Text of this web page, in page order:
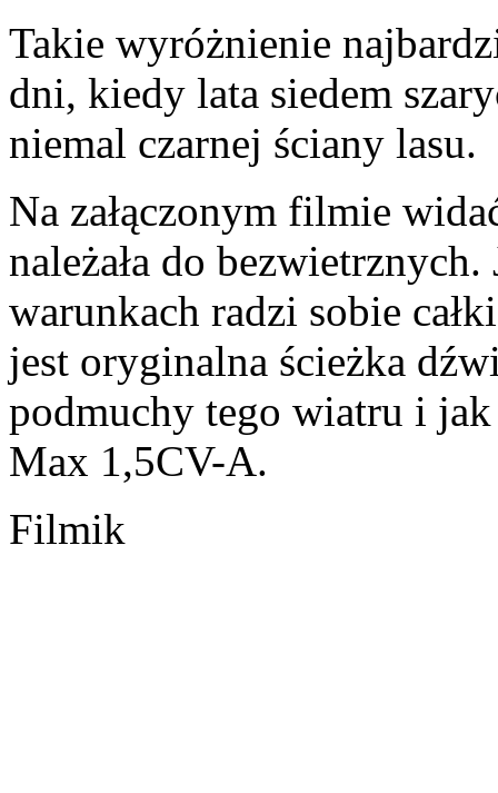
Takie wyróżnienie
dni, kiedy lata siedem
niemal czarnej ściany lasu.
Na załączonym filmie
należała do
warunkach radzi sobie
jest oryginalna ścieżka
podmuchy tego wiatru i
Max 1,5CV-A.
Filmik